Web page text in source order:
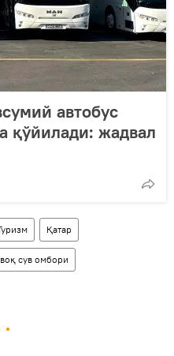
автобус
қўйилади: жадвал
Қатар
сув омбори